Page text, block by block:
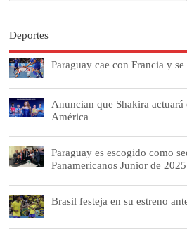
Deportes
Paraguay cae con Francia y
Anuncian que Shakira
América
Paraguay es escogido como
Panamericanos Junior de 2025
Brasil festeja en su estreno